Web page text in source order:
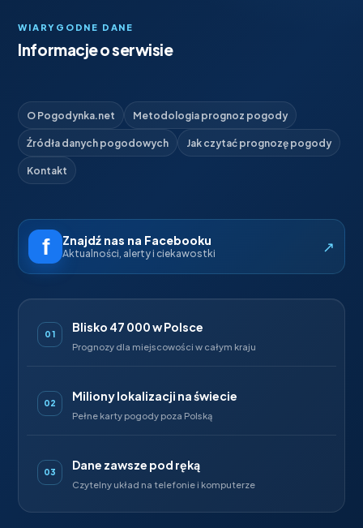
WIARYGODNE DANE
Informacje o serwisie
O Pogodynka.net Metodologia prognoz pogody
Źródła danych pogodowych Jak czytać prognozę pogody
Kontakt
Znajdź nas na Facebooku
Aktualności, alerty i ciekawostki ↗
01 Blisko 47 000 w Polsce
Prognozy dla miejscowości w całym kraju
02 Miliony lokalizacji na świecie
Pełne karty pogody poza Polską
03 Dane zawsze pod ręką
Czytelny układ na telefonie i komputerze